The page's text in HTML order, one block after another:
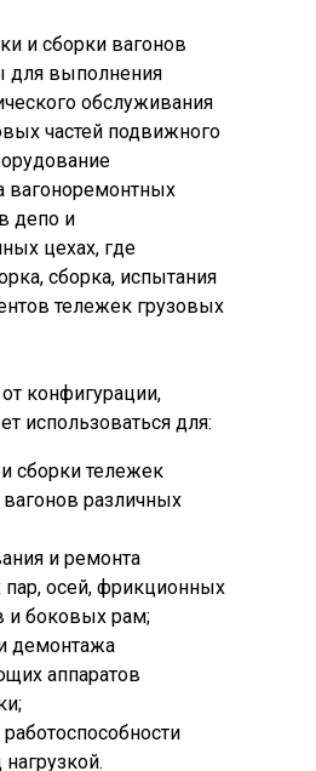
и сборки вагонов
для выполнения
обслуживания
частей подвижного
вагоноремонтных
депо и
цехах, где
сборка, испытания
тележек грузовых
конфигурации,
использоваться для:
сборки тележек
различных
и ремонта
пар, осей, фрикционных
и боковых рам;
демонтажа
аппаратов